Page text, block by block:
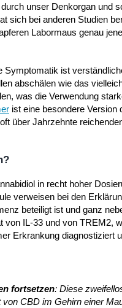
unser Denkorgan und
sich bei anderen Studien
Labormaus genau
Symptomatik ist
abschälen wie das
was die Verwendung
ist eine besondere
über Jahrzehnte
in recht hoher
verweisen bei den
beteiligt ist und ganz
IL-33 und von TREM2,
Erkrankung diagnostiziert
fortsetzen: Diese
CBD im Gehirn einer